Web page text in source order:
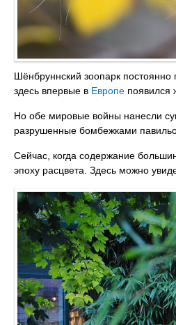
Шёнбруннский зоопарк постоянно
здесь впервые в Европе появился
Но обе мировые войны нанесли
разрушенные бомбежками
Сейчас, когда содержание
эпоху расцвета. Здесь можно